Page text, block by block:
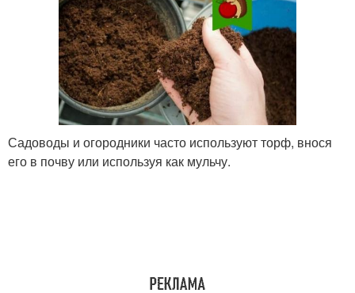
Садоводы и огородники часто используют торф, внося
его в почву или используя как мульчу.